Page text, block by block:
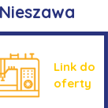
Link do
oferty